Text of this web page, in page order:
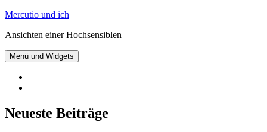
Zum
springen
Mercutio und ich
Ansichten einer Hochsensiblen
Menü und Widgets
Neueste Beiträge